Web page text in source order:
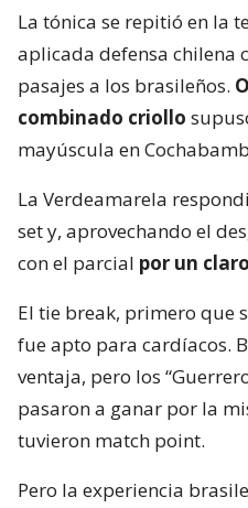
La tónica se repitió en la
aplicada defensa chilena
pasajes a los brasileños.
combinado criollo
mayúscula en
La Verdeamarela
set y, aprovechando el
con el parcial por un
El tie break, primero que
fue apto para cardíacos.
ventaja, pero los
pasaron a ganar por la
tuvieron match point.
Pero la experiencia